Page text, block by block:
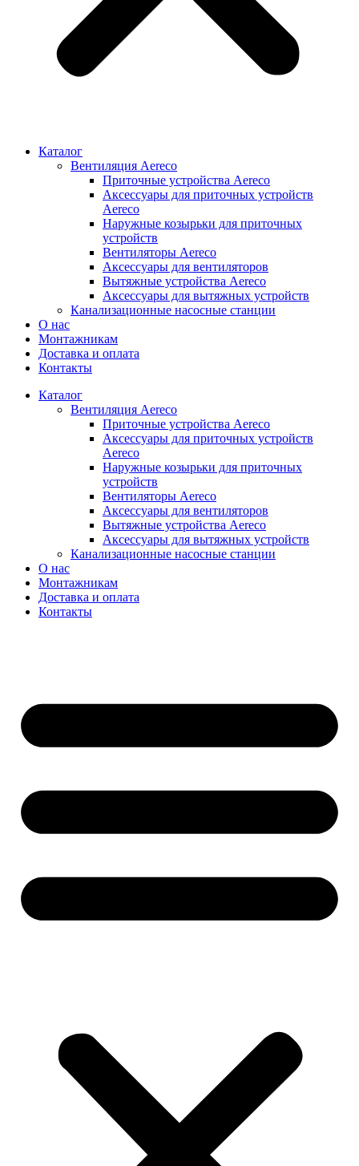
Каталог
Вентиляция Aereco
Приточные устройства Aereco
Аксессуары для приточных устройств
Aereco
Наружные козырьки для приточных
устройств
Вентиляторы Aereco
Аксессуары для вентиляторов
Вытяжные устройства Aereco
Аксессуары для вытяжных устройств
Канализационные насосные станции
О нас
Монтажникам
Доставка и оплата
Контакты
Каталог
Вентиляция Aereco
Приточные устройства Aereco
Аксессуары для приточных устройств
Aereco
Наружные козырьки для приточных
устройств
Вентиляторы Aereco
Аксессуары для вентиляторов
Вытяжные устройства Aereco
Аксессуары для вытяжных устройств
Канализационные насосные станции
О нас
Монтажникам
Доставка и оплата
Контакты